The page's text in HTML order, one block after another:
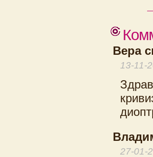
Вера
13-11-
27-01-